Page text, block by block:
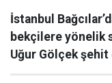
İstanbul
bekçilere yönelik
Uğur Gölçek şehit